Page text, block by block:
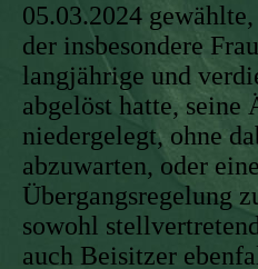
05.03.2024
der insbesondere
langjährige und
abgelöst hatte, seine
niedergelegt, ohne
abzuwarten, oder eine
Übergangsregelung
sowohl
auch Beisitzer